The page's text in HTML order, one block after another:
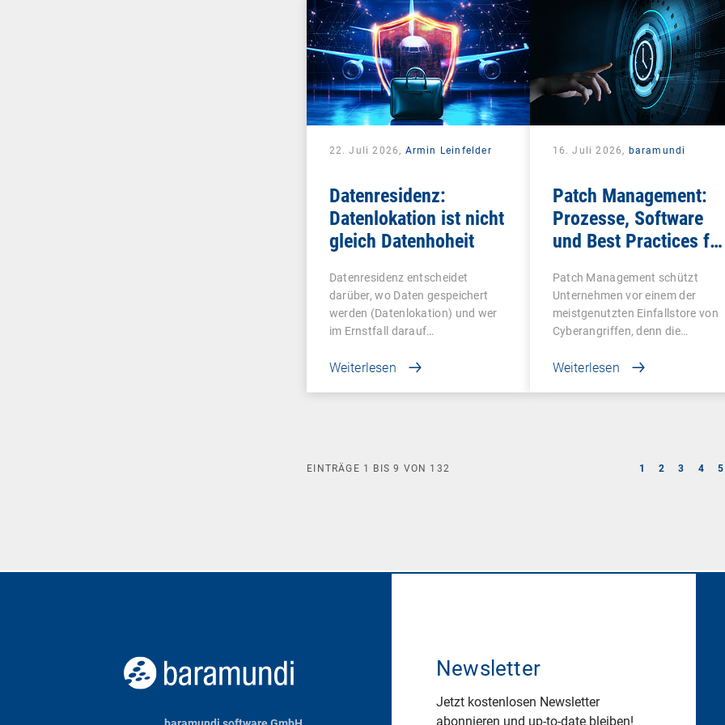
22. Juli 2026, Armin Leinfelder
Datenresidenz:
Datenlokation ist nicht
gleich Datenhoheit
Datenresidenz entscheidet
darüber, wo Daten gespeichert
werden (Datenlokation) und wer
im Ernstfall darauf…
Weiterlesen
16. Juli 2026, baramundi
Patch Management:
Prozesse, Software
und Best Practices für
Patch Management schützt
Unternehmen vor einem der
meistgenutzten Einfallstore von
Cyberangriffen, denn die…
Weiterlesen
1 2 3 4 5
EINTRÄGE 1 BIS9 VON 132
Newsletter
Jetzt kostenlosen Newsletter
abonnieren und up-to-date bleiben!